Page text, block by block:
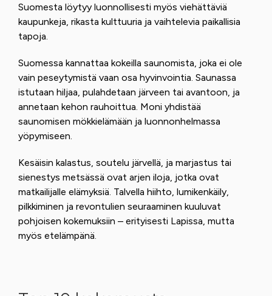
Suomesta löytyy luonnollisesti myös viehättäviä
kaupunkeja, rikasta kulttuuria ja vaihtelevia paikallisia
tapoja.
Suomessa kannattaa kokeilla saunomista, joka ei ole
vain peseytymistä vaan osa hyvinvointia. Saunassa
istutaan hiljaa, pulahdetaan järveen tai avantoon, ja
annetaan kehon rauhoittua. Moni yhdistää
saunomisen mökkielämään ja luonnonhelmassa
yöpymiseen.
Kesäisin kalastus, soutelu järvellä, ja marjastus tai
sienestys metsässä ovat arjen iloja, jotka ovat
matkailijalle elämyksiä. Talvella hiihto, lumikenkäily,
pilkkiminen ja revontulien seuraaminen kuuluvat
pohjoisen kokemuksiin – erityisesti Lapissa, mutta
myös etelämpänä.